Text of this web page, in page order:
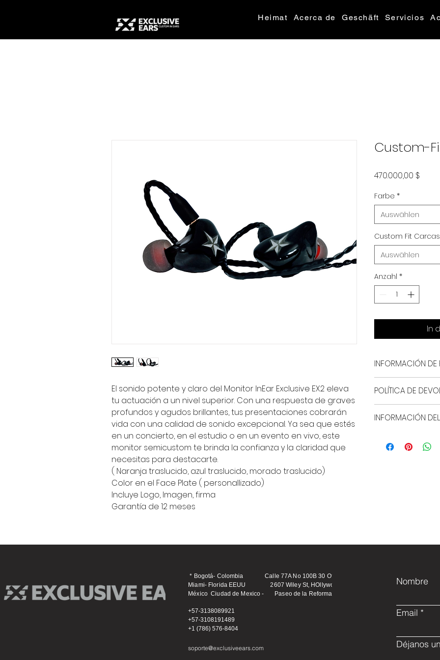
Heimat Acerca de Geschäft Servicios
El sonido potente y claro del Monitor InEar Exclusive EX2 eleva
tu actuación a un nivel superior. Con una respuesta de graves
profundos y agudos brillantes, tus presentaciones cobrarán
vida con una calidad de sonido excepcional. Ya sea que estés
en un concierto, en el estudio o en un evento en vivo, este
monitor semicustom te brinda la confianza y la claridad que
necesitas para destacarte.
( Naranja traslucido, azul traslucido, morado traslucido)
Color en el Face Plate ( personallizado)
Incluye Logo, Imagen, firma
Garantía de 12 meses
Custom-
470.000,00 $
Farbe *
Auswählen
Custom Fit
Auswählen
Anzahl *
In
INFORMACIÓN DE
foto
Dispositivo In Ear
Especificaciones
Un Driver / Una Vía
POLÍTICA DE
debe hacerse en
INFORMACIÓN
gratis
* Bogotá- Colombia Calle 77A No 100B 30 Ofc 101 *
Miami- Florida EEUU 2607 Wiley St, HOllywood FL, *
México Ciudad de Mexico - Paseo de la Reforma
+57-3138089921
+57-3108191489
+1 (786) 576-8404
soporte@exclusiveears.com
Nombre
Email
Déjanos